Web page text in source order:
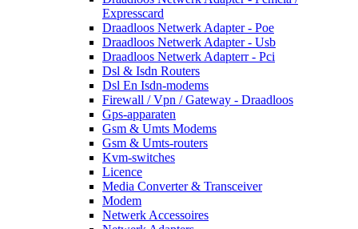
Expresscard
Draadloos Netwerk Adapter - Poe
Draadloos Netwerk Adapter - Usb
Draadloos Netwerk Adapterr - Pci
Dsl & Isdn Routers
Dsl En Isdn-modems
Firewall / Vpn / Gateway - Draadloos
Gps-apparaten
Gsm & Umts Modems
Gsm & Umts-routers
Kvm-switches
Licence
Media Converter & Transceiver
Modem
Netwerk Accessoires